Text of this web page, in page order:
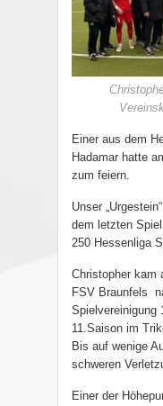
Einer aus dem
Hadamar hatte
zum feiern.
Unser
dem letzten
250 Hessenliga
Christopher kam
FSV Braunfels
Spielvereinigung
11.Saison im
Bis auf wenige
schweren
Einer der